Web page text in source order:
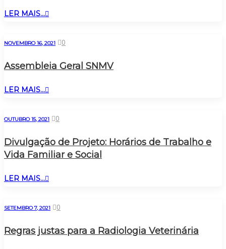
LER MAIS...
NOVEMBRO 16, 2021 0
Assembleia Geral SNMV
LER MAIS...
OUTUBRO 15, 2021 0
Divulgação de Projeto: Horários de Trabalho e
Vida Familiar e Social
LER MAIS...
SETEMBRO 7, 2021 0
Regras justas para a Radiologia Veterinária